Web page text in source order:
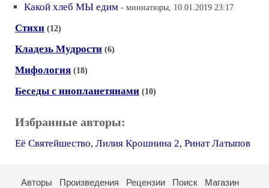
Какой хлеб МЫ едим - миниатюры, 10.01.2019 23:17
Стихи (12)
Кладезь Мудрости (6)
Мифология (18)
Беседы с инопланетянами (10)
Избранные авторы:
Её Святейшество, Лилия Крошнина 2, Ринат Латыпов
Авторы Произведения Рецензии Поиск
Магазин